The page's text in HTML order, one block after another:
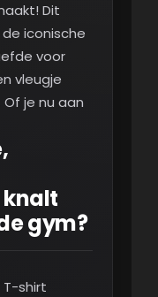
Dit
iconische
voor
vleugje
je nu aan
gym?
T-shirt